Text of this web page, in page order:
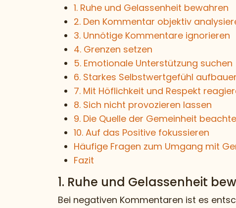
1. Ruhe und Gelassenheit bewahren
2. Den Kommentar objektiv
3. Unnötige Kommentare ignorieren
4. Grenzen setzen
5. Emotionale Unterstützung suchen
6. Starkes Selbstwertgefühl
7. Mit Höflichkeit und Respekt
8. Sich nicht provozieren lassen
9. Die Quelle der Gemeinheit
10. Auf das Positive fokussieren
Häufige Fragen zum Umgang mit
Fazit
1. Ruhe und Gelassenheit
Bei negativen Kommentaren ist es